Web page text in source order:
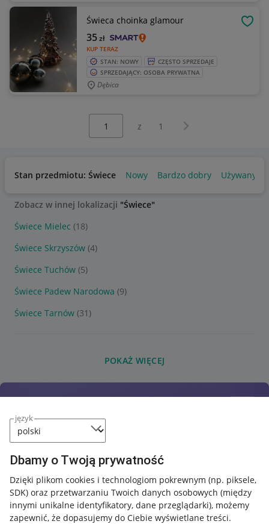
język
Dbamy o Twoją prywatność
Dzięki plikom cookies i technologiom pokrewnym (np. piksele,
SDK) oraz przetwarzaniu Twoich danych osobowych (między
innymi unikalne identyfikatory, dane przeglądarki), możemy
zapewnić, że dopasujemy do Ciebie wyświetlane treści.
Świeca choinka glamour
KUP TERAZ
35zł
STAN: NOWY
CZĘSTO SPRZEDAJE
SPRZEDAJĄCY: OSOBA PRYWATNA
Dębica
z 1 Następna strona
Stan przedmiotu: Świece Nowy Bardzo dobry Używany
Zobacz w innej lokalizacji "Świece"
Świece Mielec (18)
Świece Skrzyszów (4)
Świece Tuchów (5)
Świece Padew Narodowa (9)
Świece Tarnów (31)
POKAŻ WIĘCEJ